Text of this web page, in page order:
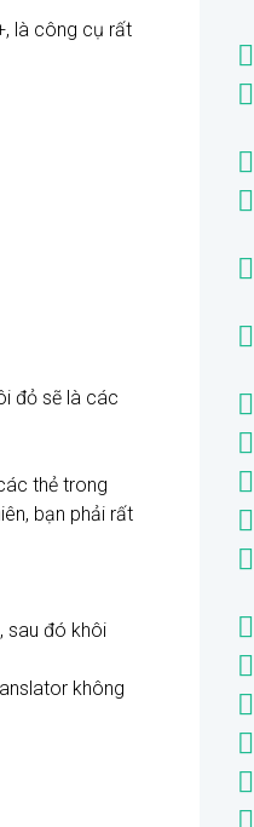
là công cụ rất
đỏ sẽ là các
thẻ trong
bạn phải rất
sau đó khôi
không